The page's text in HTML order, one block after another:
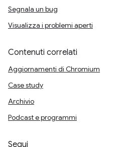
Segnala un bug
Visualizza i problemi aperti
Contenuti correlati
Aggiornamenti di Chromium
Case study
Archivio
Podcast e programmi
Segui